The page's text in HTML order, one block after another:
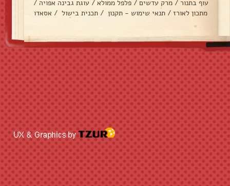
עוף בתנור / מרק עדשים / פלפל ממולא / עוגת גבינה אפויה /
מתכון לאורז / תנאי שימוש - תקנון / תכנית בישול / אסאדו